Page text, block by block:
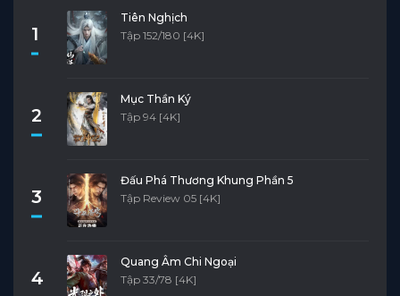
1
Tiên Nghịch
Tập 152/180 [4K]
2
Mục Thần Ký
Tập 94 [4K]
3
Đấu Phá Thương Khung Phần 5
Tập Review 05 [4K]
4
Quang Âm Chi Ngoại
Tập 33/78 [4K]